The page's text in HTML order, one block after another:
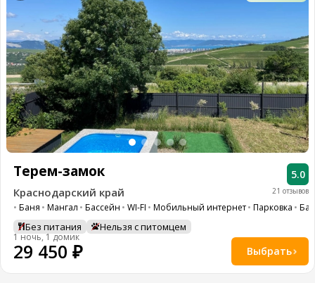
21 отзывов
5.0
Терем-замок
Краснодарский край
Баня Мангал Бассейн WI-FI Мобильный интернет Парковка
Без питания Нельзя с питомцем
1 ночь, 1 домик
29 450 ₽ Выбрать